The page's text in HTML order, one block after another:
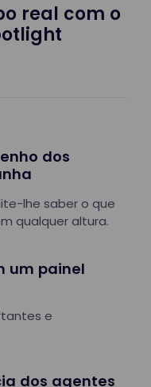
real com o
dos
lhe saber o que
qualquer altura.
um painel
e
dos agentes